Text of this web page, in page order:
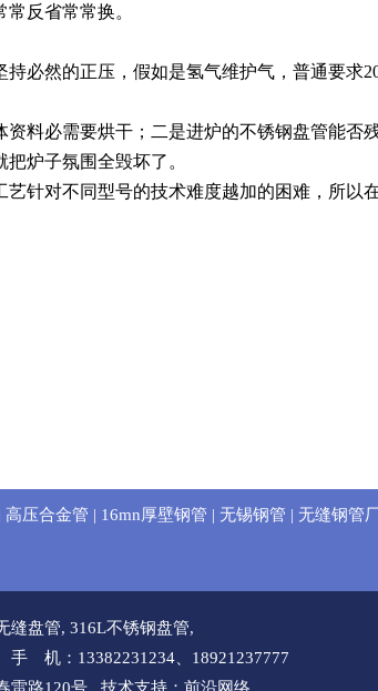
反省常常换。
然的正压，假如是氢气维护气，普通要求
必需要烘干；二是进炉的不锈钢盘管能否
炉子氛围全毁坏了。
对不同型号的技术难度越加的困难，所以
高压合金管 | 16mn厚壁钢管 | 无锡钢管 | 无缝钢管
缝盘管, 316L不锈钢盘管,
机：13382231234、18921237777